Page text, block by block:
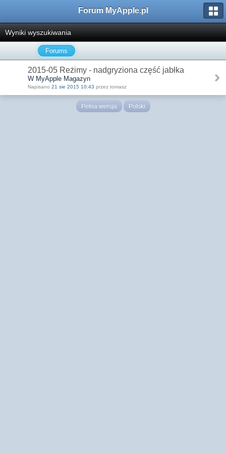
Forum MyApple.pl
Wyniki wyszukiwania
Forums
2015-05 Reżimy - nadgryziona część jabłka
W MyApple Magazyn
Napisano 21 sie 2015 10:43 przez tomasz
Pełna wersja Polski